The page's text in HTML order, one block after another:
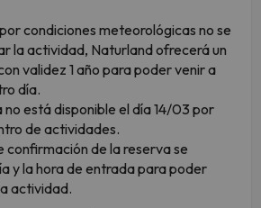
condiciones meteorológicas no se
la actividad, Naturland ofrecerá un
validez 1 año para poder venir a
día.
está disponible el día 14/03 por
de actividades.
confirmación de la reserva se
y la hora de entrada para poder
actividad.